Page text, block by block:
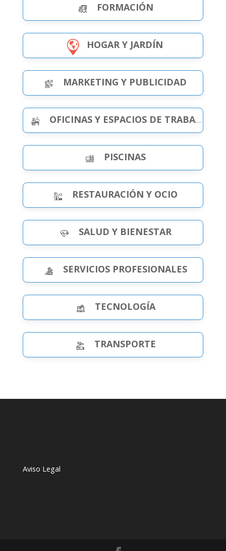
FORMACIÓN
HOGAR Y JARDÍN
MARKETING Y PUBLICIDAD
OFICINAS Y ESPACIOS DE TRABAJO
PISCINAS
RESTAURACIÓN Y OCIO
SALUD Y BIENESTAR
SERVICIOS PROFESIONALES
TECNOLOGÍA
TRANSPORTE
Aviso Legal